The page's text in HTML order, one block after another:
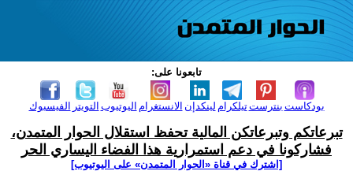
تابعونا على:
الفيسبوك التويتر اليوتيوب الانستغرام لينكدإن تيلكرامبنترست بودكاست
تبرعاتكم وتبرعاتكن المالية تحفظ استقلال الحوار المتمدن،
فشاركونا في دعم استمرارية هذا الفضاء اليساري الحر
[اشترك في قناة ‫«الحوار المتمدن» على اليوتيوب]